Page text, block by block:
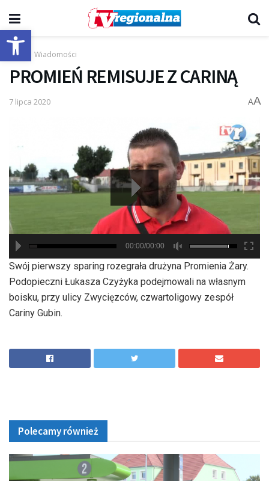
Otwórz pasek narzędzi
Start Wiadomości
PROMIEŃ REMISUJE Z CARINĄ
7 lipca 2020 AA
hd2880
hd2160
hd2160
hd1440
highres
hd1080
hd720
large
medium
small
tiny
00:00/00:00
Swój pierwszy sparing rozegrała drużyna Promienia Żary.
Podopieczni Łukasza Czyżyka podejmowali na własnym
boisku, przy ulicy Zwycięzców, czwartoligowy zespół
Cariny Gubin.
Polecamy również